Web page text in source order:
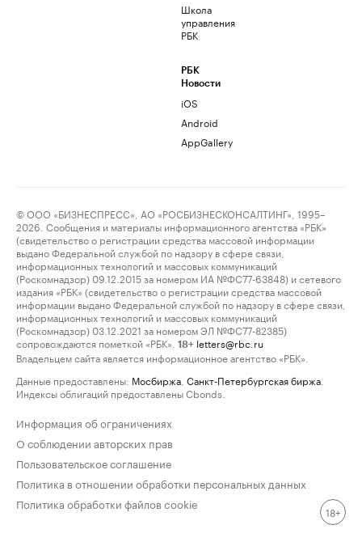
Школа
управления
РБК
РБК
Новости
iOS
Android
AppGallery
© ООО «БИЗНЕСПРЕСС», АО «РОСБИЗНЕСКОНСАЛТИНГ», 1995–
2026. Сообщения и материалы информационного агентства «РБК»
(свидетельство о регистрации средства массовой информации
выдано Федеральной службой по надзору в сфере связи,
информационных технологий и массовых коммуникаций
(Роскомнадзор) 09.12.2015 за номером ИА №ФС77-63848) и сетевого
издания «РБК» (свидетельство о регистрации средства массовой
информации выдано Федеральной службой по надзору в сфере связи,
информационных технологий и массовых коммуникаций
(Роскомнадзор) 03.12.2021 за номером ЭЛ №ФС77-82385)
сопровождаются пометкой «РБК».
18+ letters@rbc.ru
Владельцем сайта является информационное агентство «РБК».
Данные предоставлены: Мосбиржа Санкт-Петербургская биржа
Индексы облигаций предоставлены Cbonds.
Информация об ограничениях
О соблюдении авторских прав
Пользовательское соглашение
Политика в отношении обработки персональных данных
Политика обработки файлов cookie
18+